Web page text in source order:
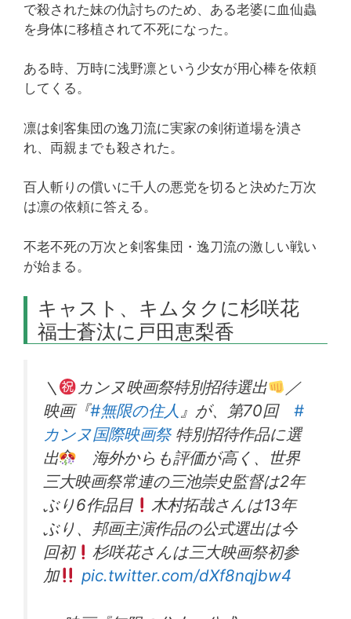
で殺された妹の仇討ちのため、ある老婆に血仙蟲
を身体に移植されて不死になった。
ある時、万時に浅野凛という少女が用心棒を依頼
してくる。
凛は剣客集団の逸刀流に実家の剣術道場を潰さ
れ、両親までも殺された。
百人斬りの償いに千人の悪党を切ると決めた万次
は凛の依頼に答える。
不老不死の万次と剣客集団・逸刀流の激しい戦い
が始まる。
キャスト、キムタクに杉咲花
福士蒼汰に戸田恵梨香
＼ カンヌ映画祭特別招待選出
／
映画『#無限の住人 』が、第70回 #
カンヌ国際映画祭特別招待作品に選
出
海外からも評価が高く、世界
三大映画祭常連の三池崇史監督は2年
ぶり6作品目
木村拓哉さんは13年
ぶり、邦画主演作品の公式選出は今
回初
杉咲花さんは三大映画祭初参
加
pic.twitter.com/dXf8nqjbw4